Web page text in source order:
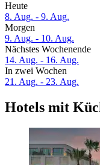
Heute
8. Aug. - 9. Aug.
Morgen
9. Aug. - 10. Aug.
Nächstes Wochenende
14. Aug. - 16. Aug.
In zwei Wochen
21. Aug. - 23. Aug.
Hotels mit